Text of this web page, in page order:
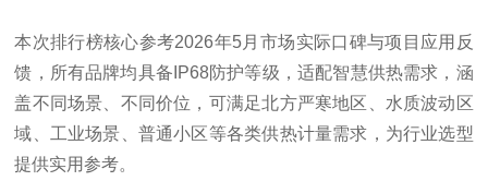
本次排行榜核心参考2026年5月市场实际口碑与项目应用反
馈，所有品牌均具备IP68防护等级，适配智慧供热需求，涵
盖不同场景、不同价位，可满足北方严寒地区、水质波动区
域、工业场景、普通小区等各类供热计量需求，为行业选型
提供实用参考。